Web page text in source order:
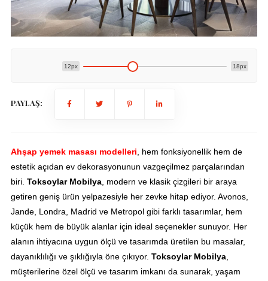
12px 18px
PAYLAŞ:
Ahşap yemek masası modelleri , hem fonksiyonellik hem de
estetik açıdan ev dekorasyonunun vazgeçilmez parçalarından
biri. Toksoylar Mobilya, modern ve klasik çizgileri bir araya
getiren geniş ürün yelpazesiyle her zevke hitap ediyor. Avonos,
Jande, Londra, Madrid ve Metropol gibi farklı tasarımlar, hem
küçük hem de büyük alanlar için ideal seçenekler sunuyor. Her
alanın ihtiyacına uygun ölçü ve tasarımda üretilen bu masalar,
dayanıklılığı ve şıklığıyla öne çıkıyor. Toksoylar Mobilya,
müşterilerine özel ölçü ve tasarım imkanı da sunarak, yaşam